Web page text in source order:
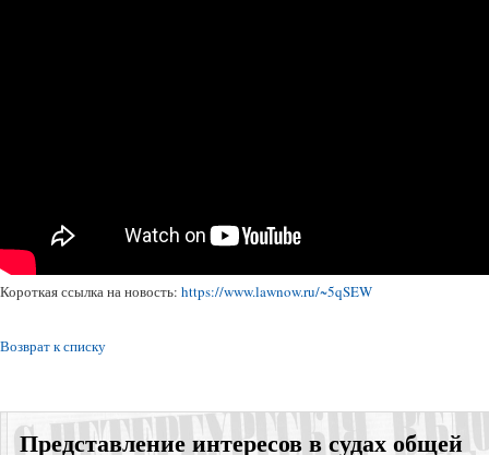
Короткая ссылка на новость: https://www.lawnow.ru/~5qSEW
Возврат к списку
Представление интересов в судах общей